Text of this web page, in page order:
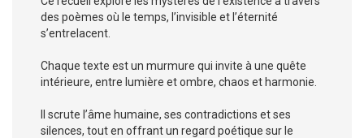
des poèmes où le temps, l’invisible et l’éternité
s’entrelacent.
Chaque texte est un murmure qui invite à une quête
intérieure, entre lumière et ombre, chaos et harmonie.
Il scrute l’âme humaine, ses contradictions et ses
silences, tout en offrant un regard poétique sur le